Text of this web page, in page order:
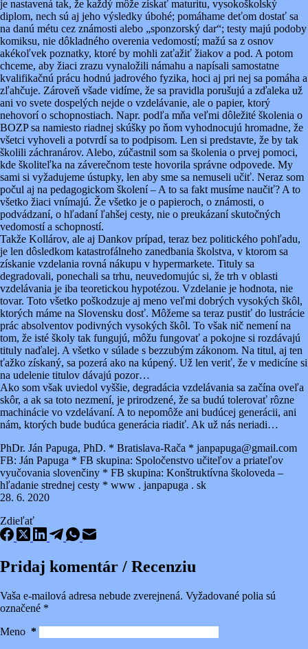
je nastavená tak, že každý môže získať maturitu, vysokoškolský
diplom, nech sú aj jeho výsledky úbohé; pomáhame deťom dostať sa
na danú métu cez známosti alebo „sponzorský dar“; testy majú podoby
komiksu, nie dôkladného overenia vedomostí; mažú sa z osnov
akékoľvek poznatky, ktoré by mohli zaťažiť žiakov a pod. A potom
chceme, aby žiaci zrazu vynaložili námahu a napísali samostatne
kvalifikačnú prácu hodnú jadrového fyzika, hoci aj pri nej sa pomáha a
zľahčuje. Zároveň všade vidíme, že sa pravidla porušujú a zďaleka už
ani vo svete dospelých nejde o vzdelávanie, ale o papier, ktorý
nehovorí o schopnostiach. Napr. podľa mňa veľmi dôležité školenia o
BOZP sa namiesto riadnej skúšky po ňom vyhodnocujú hromadne, že
všetci vyhoveli a potvrdí sa to podpisom. Len si predstavte, že by tak
školili záchranárov. Alebo, zúčastnil som sa školenia o prvej pomoci,
kde školiteľka na záverečnom teste hovorila správne odpovede. My
sami si vyžadujeme ústupky, len aby sme sa nemuseli učiť. Neraz som
počul aj na pedagogickom školení – A to sa fakt musíme naučiť? A to
všetko žiaci vnímajú. Že všetko je o papieroch, o známosti, o
podvádzaní, o hľadaní ľahšej cesty, nie o preukázaní skutočných
vedomostí a schopností.
Takže Kollárov, ale aj Dankov prípad, teraz bez politického pohľadu,
je len dôsledkom katastrofálneho zanedbania školstva, v ktorom sa
získanie vzdelania rovná nákupu v hypermarkete. Tituly sa
degradovali, ponechali sa trhu, neuvedomujúc si, že trh v oblasti
vzdelávania je iba teoretickou hypotézou. Vzdelanie je hodnota, nie
tovar. Toto všetko poškodzuje aj meno veľmi dobrých vysokých škôl,
ktorých máme na Slovensku dosť. Môžeme sa teraz pustiť do lustrácie
prác absolventov podivných vysokých škôl. To však nič nemení na
tom, že isté školy tak fungujú, môžu fungovať a pokojne si rozdávajú
tituly naďalej. A všetko v súlade s bezzubým zákonom. Na titul, aj ten
ťažko získaný, sa pozerá ako na kúpený. Už len veriť, že v medicíne si
na udelenie titulov dávajú pozor…
Ako som však uviedol vyššie, degradácia vzdelávania sa začína oveľa
skôr, a ak sa toto nezmení, je prirodzené, že sa budú tolerovať rôzne
machinácie vo vzdelávaní. A to nepomôže ani budúcej generácii, ani
nám, ktorých bude budúca generácia riadiť. Ak už nás neriadi…
PhDr. Ján Papuga, PhD. * Bratislava-Rača * janpapuga@gmail.com
FB: Ján Papuga * FB skupina: Spoločenstvo učiteľov a priateľov
vyučovania slovenčiny * FB skupina: Konštruktívna školoveda –
hľadanie strednej cesty * www . janpapuga . sk
28. 6. 2020
Zdieľať
Pridaj komentár / Recenziu
Vaša e-mailová adresa nebude zverejnená. Vyžadované polia sú
označené *
Meno *